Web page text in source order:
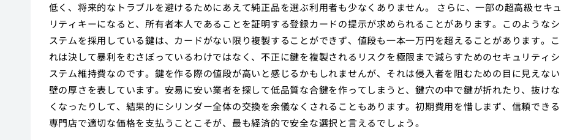
低く、将来的なトラブルを避けるためにあえて純正品を選ぶ利用者も少なくありません。 さらに、一部の超高級セキュ
リティキーになると、所有者本人であることを証明する登録カードの提示が求められることがあります。このようなシ
ステムを採用している鍵は、カードがない限り複製することができず、値段も一本一万円を超えることがあります。こ
れは決して暴利をむさぼっているわけではなく、不正に鍵を複製されるリスクを極限まで減らすためのセキュリティシ
ステム維持費なのです。鍵を作る際の値段が高いと感じるかもしれませんが、それは侵入者を阻むための目に見えない
壁の厚さを表しています。安易に安い業者を探して低品質な合鍵を作ってしまうと、鍵穴の中で鍵が折れたり、抜けな
くなったりして、結果的にシリンダー全体の交換を余儀なくされることもあります。初期費用を惜しまず、信頼できる
専門店で適切な価格を支払うことこそが、最も経済的で安全な選択と言えるでしょう。